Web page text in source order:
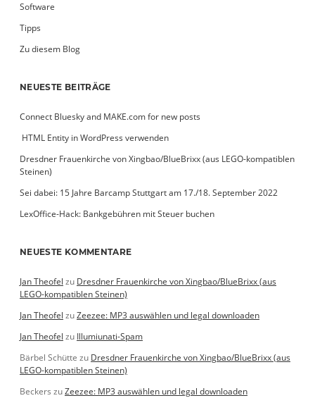
Software
Tipps
Zu diesem Blog
NEUESTE BEITRÄGE
Connect Bluesky and MAKE.com for new posts
­ HTML Entity in WordPress verwenden
Dresdner Frauenkirche von Xingbao/BlueBrixx (aus LEGO-kompatiblen
Steinen)
Sei dabei: 15 Jahre Barcamp Stuttgart am 17./18. September 2022
LexOffice-Hack: Bankgebühren mit Steuer buchen
NEUESTE KOMMENTARE
Jan Theofel zu Dresdner Frauenkirche von Xingbao/BlueBrixx (aus
LEGO-kompatiblen Steinen)
Jan Theofel zuZeezee: MP3 auswählen und legal downloaden
Jan Theofel zu Illumiunati-Spam
Bärbel Schütte zu Dresdner Frauenkirche von Xingbao/BlueBrixx (aus
LEGO-kompatiblen Steinen)
Beckers zuZeezee: MP3 auswählen und legal downloaden